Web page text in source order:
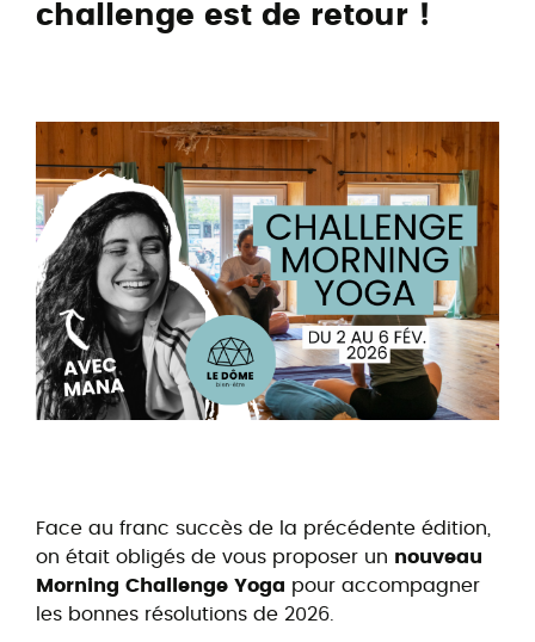
challenge est de retour !
Face au franc succès de la précédente édition,
on était obligés de vous proposer un nouveau
Morning Challenge Yoga pour accompagner
les bonnes résolutions de 2026.